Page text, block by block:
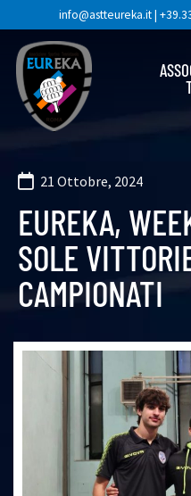
info@astteureka.it|
21 Ottobre, 2024
EUREKA,
SOLE
CAMPIONATI